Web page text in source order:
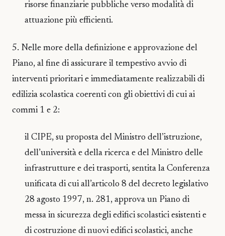
risorse finanziarie pubbliche verso modalità di
attuazione più efficienti.
5. Nelle more della definizione e approvazione del
Piano, al fine di assicurare il tempestivo avvio di
interventi prioritari e immediatamente realizzabili di
edilizia scolastica coerenti con gli obiettivi di cui ai
commi 1 e 2:
il CIPE, su proposta del Ministro dell’istruzione,
dell’università e della ricerca e del Ministro delle
infrastrutture e dei trasporti, sentita la Conferenza
unificata di cui all’articolo 8 del decreto legislativo
28 agosto 1997, n. 281, approva un Piano di
messa in sicurezza degli edifici scolastici esistenti e
di costruzione di nuovi edifici scolastici, anche